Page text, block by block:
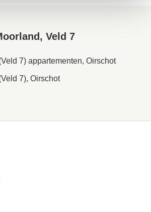
Veld 7
7) appartementen, Oirschot
7), Oirschot